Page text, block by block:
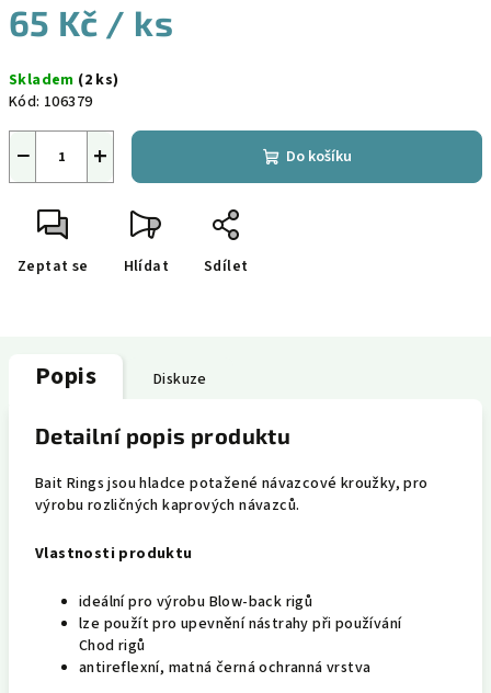
65 Kč / ks
cena:
Skladem (2 ks)
Kód: 106379
+
− Do košíku
Zeptat se Hlídat Sdílet
Popis Diskuze
Detailní popis produktu
Bait Rings jsou hladce potažené návazcové kroužky, pro
výrobu rozličných kaprových návazců.
Vlastnosti produktu
ideální pro výrobu Blow-back rigů
lze použít pro upevnění nástrahy při používání
Chod rigů
antireflexní, matná černá ochranná vrstva